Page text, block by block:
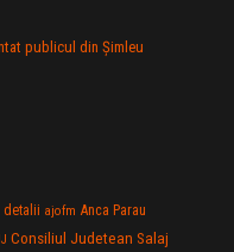
publicul din Şimleu
detalii ajofm Anca Parau
Consiliul Judetean Salaj